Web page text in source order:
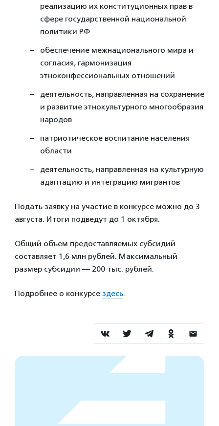
реализацию их конституционных прав в
сфере государственной национальной
политики РФ
обеспечение межнационального мира и
согласия, гармонизация
этноконфессиональных отношений
деятельность, направленная на сохранение
и развитие этнокультурного многообразия
народов
патриотическое воспитание населения
области
деятельность, направленная на культурную
адаптацию и интеграцию мигрантов
Подать заявку на участие в конкурсе можно до 3
августа. Итоги подведут до 1 октября.
Общий объем предоставляемых субсидий
составляет 1,6 млн рублей. Максимальный
размер субсидии — 200 тыс. рублей.
Подробнее о конкурсе здесь.